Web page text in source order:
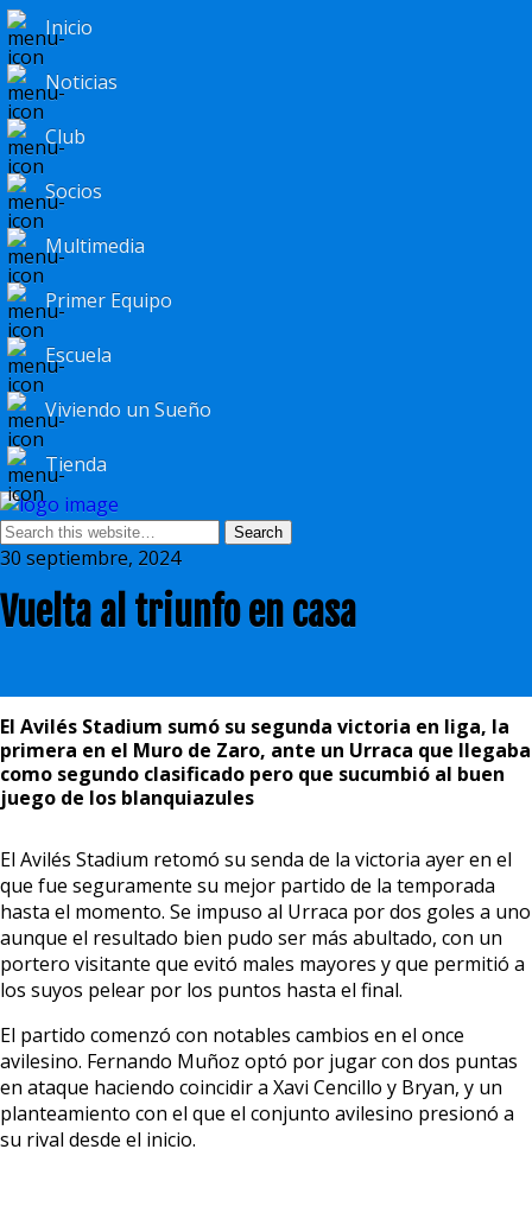
Inicio
Noticias
Club
Socios
Multimedia
Primer Equipo
Escuela
Viviendo un Sueño
Tienda
30 septiembre, 2024
Vuelta al triunfo en casa
El Avilés Stadium sumó su segunda victoria en liga, la
primera en el Muro de Zaro, ante un Urraca que llegaba
como segundo clasificado pero que sucumbió al buen
juego de los blanquiazules
El Avilés Stadium retomó su senda de la victoria ayer en el
que fue seguramente su mejor partido de la temporada
hasta el momento. Se impuso al Urraca por dos goles a uno
aunque el resultado bien pudo ser más abultado, con un
portero visitante que evitó males mayores y que permitió a
los suyos pelear por los puntos hasta el final.
El partido comenzó con notables cambios en el once
avilesino. Fernando Muñoz optó por jugar con dos puntas
en ataque haciendo coincidir a Xavi Cencillo y Bryan, y un
planteamiento con el que el conjunto avilesino presionó a
su rival desde el inicio.